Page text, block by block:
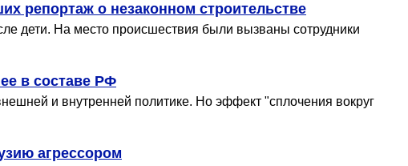
репортаж о незаконном строительстве
дети. На место происшествия были вызваны сотрудники
в составе РФ
и внутренней политике. Но эффект "сплочения вокруг
агрессором